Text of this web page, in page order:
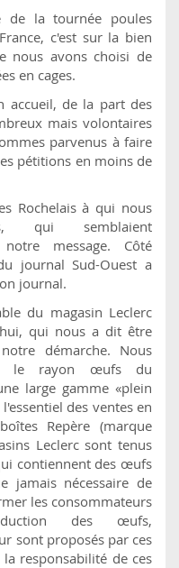
de la tournée poules
c'est sur la bien
nous avons choisi de
en cages.
accueil, de la part des
mais volontaires
parvenus à faire
pétitions en moins de
Rochelais à qui nous
qui semblaient
message. Côté
journal Sud-Ouest a
journal.
du magasin Leclerc
qui nous a dit être
démarche. Nous
le rayon œufs du
large gamme «plein
des ventes en
Repère (marque
Leclerc sont tenus
contiennent des œufs
jamais nécessaire de
les consommateurs
des œufs,
sont proposés par ces
responsabilité de ces